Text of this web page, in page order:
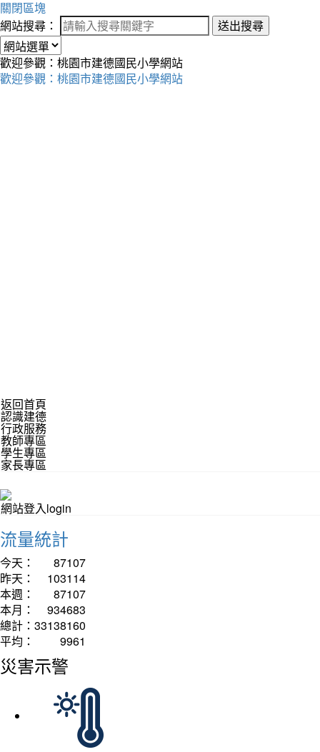
關閉區塊
網站搜尋：
送出搜尋
歡迎參觀：桃園市建德國民小學網站
歡迎參觀：桃園市建德國民小學網站
返回首頁
認識建德
行政服務
教師專區
學生專區
家長專區
網站登入login
流量統計
今天：
87107
昨天：
103114
本週：
87107
本月：
934683
總計： 33138160
平均：
9961
災害示警